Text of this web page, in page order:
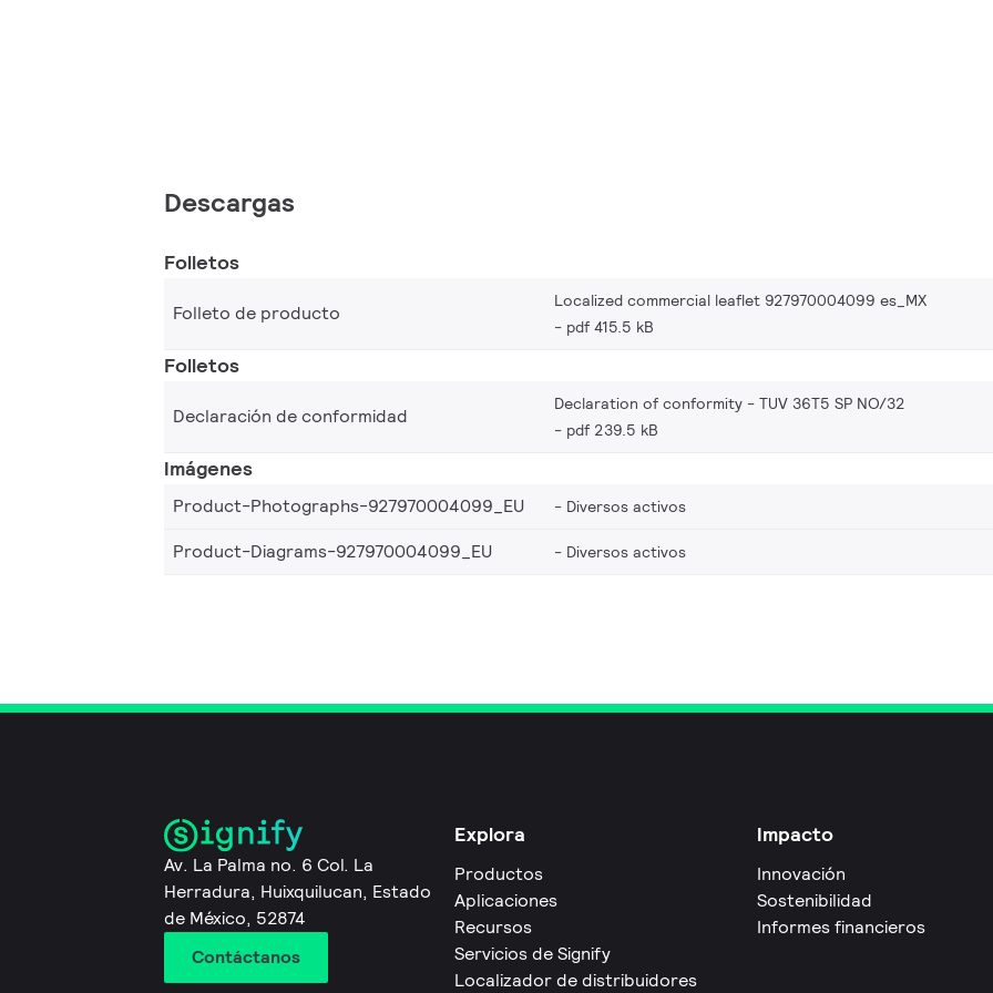
Descargas
Folletos
Folleto de producto
Localized commercial leaflet 927970004099 es_MX
pdf 415.5 kB
Folletos
Declaración de conformidad
Declaration of conformity - TUV 36T5 SP NO/32
pdf 239.5 kB
Imágenes
Product-Photographs-927970004099_EU Diversos activos
Product-Diagrams-927970004099_EU
Diversos activos
Av. La Palma no. 6 Col. La
Herradura, Huixquilucan, Estado
de México, 52874
Contáctanos
Explora
Productos
Aplicaciones
Recursos
Servicios de Signify
Localizador de distribuidores
Impacto
Innovación
Sostenibilidad
Informes financieros